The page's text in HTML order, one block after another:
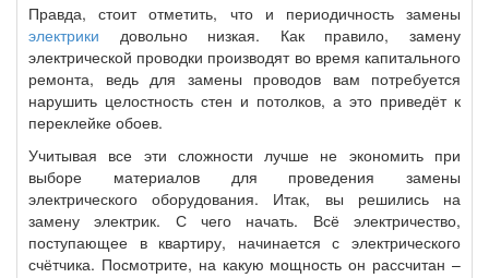
Правда, стоит отметить, что и периодичность замены
электрики довольно низкая. Как правило, замену
электрической проводки производят во время капитального
ремонта, ведь для замены проводов вам потребуется
нарушить целостность стен и потолков, а это приведёт к
переклейке обоев.
Учитывая все эти сложности лучше не экономить при
выборе материалов для проведения замены
электрического оборудования. Итак, вы решились на
замену электрик. С чего начать. Всё электричество,
поступающее в квартиру, начинается с электрического
счётчика. Посмотрите, на какую мощность он рассчитан –